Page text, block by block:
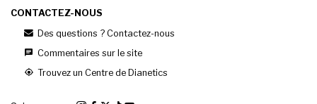
CONTACTEZ-NOUS
Des questions ? Contactez-nous
Commentaires sur le site
Trouvez un Centre de Dianetics